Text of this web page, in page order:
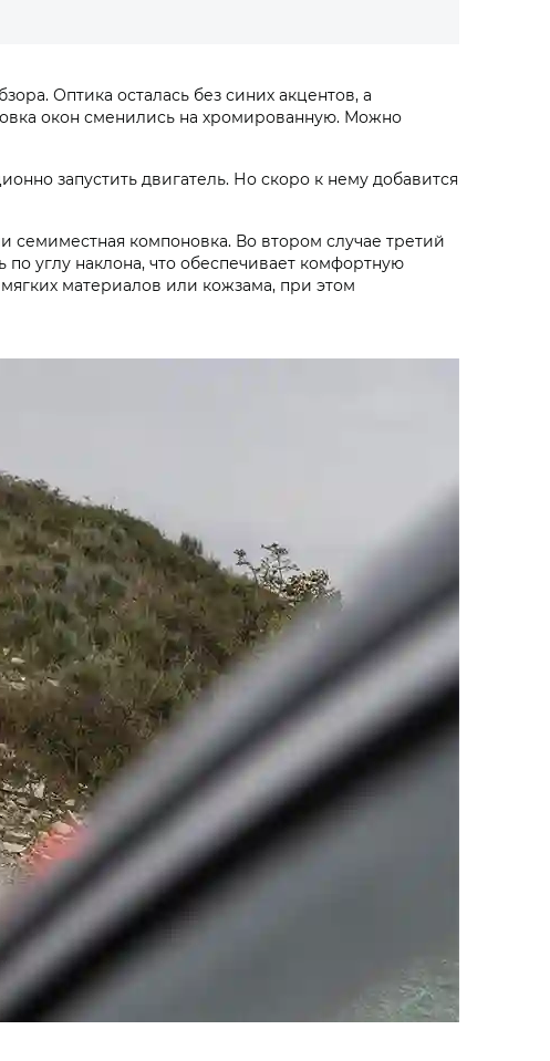
Оптика осталась без синих акцентов, а
окон сменились на хромированную. Можно
запустить двигатель. Но скоро к нему добавится
семиместная компоновка. Во втором случае третий
углу наклона, что обеспечивает комфортную
материалов или кожзама, при этом